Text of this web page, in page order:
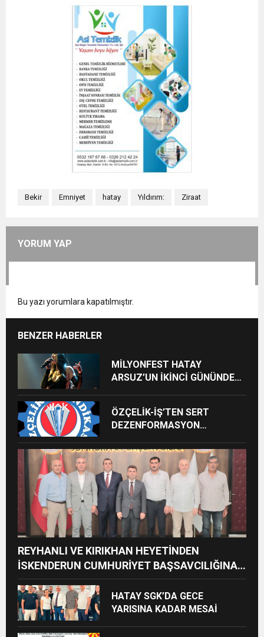
Bekir Emniyet hatay Yıldırım: Ziraat
YORUM YAP
Bu yazı yorumlara kapatılmıştır.
BENZER HABERLER
MİLYONFEST HATAY
ARSUZ’UN İKİNCİ GÜNÜNDE
ÖZÇELİK-İŞ’TEN SERT
DEZENFORMASYON
CEZAİ SÜREÇ BAŞLATILDI”
REYHANLI VE KIRIKHAN HEYETİNDEN
İSKENDERUN CUMHURİYET BAŞSAVCILIĞINA
ZİYARET
HATAY SGK’DA GECE
YARISINA KADAR MESAİ